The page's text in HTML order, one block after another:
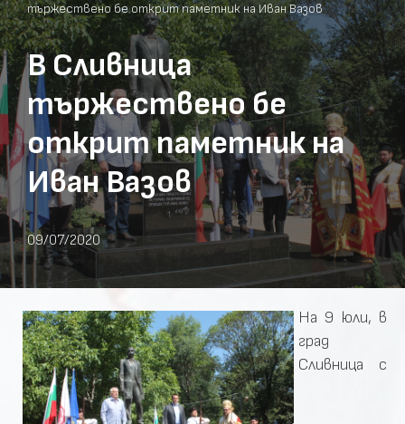
тържествено бе открит паметник на Иван Вазов
В Сливница
тържествено бе
открит паметник на
Иван Вазов
09/07/2020
На 9 юли, в
град
Сливница с